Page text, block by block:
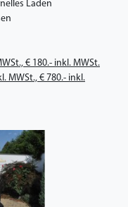
Laden
€ 180.- inkl. MWSt.
MWSt., € 780.- inkl.